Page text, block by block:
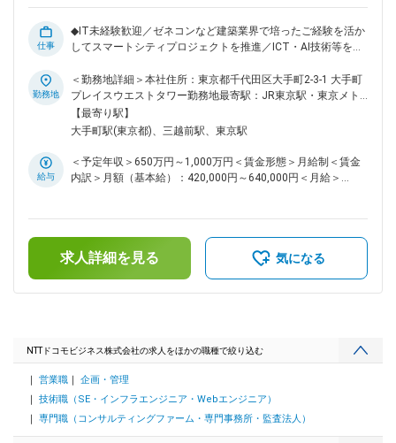
仕事
◆IT未経験歓迎／ゼネコンなど建築業界で培ったご経験を活か
してスマートシティプロジェクトを推進／ICT・AI技術等を活
リモート勤務可×フルフレックス制度◆ ■MISSION 当組織は
2020年に発足し、街区開発や自治体向け都市OS提供、観光・
防災・環境エネルギー・AIロボット等、社会的意義の大きい複
数テーマに取り組んでいます。 ■業務内容 スマートシティ・
動産関連を中心とした社外パートナーや社内他部署などと連携
し、スマートシティソリューションを活用したコンサル・プロ
携わっていただきます。 ■業務詳細 ・スマートシティ案件に
対するICTソリューションコンサルティング業務 建設不動産業
界(デベロッパー、ゼネコン、設計会社等)が手掛ける民間街区
開発に対し、ICTソリューションを駆使したスマート環境の実
のICT提案マネジメント 当社スマートシティ案件では構築メン
バー、社外パートナーとプロジェクトを組んで実施するため、
システムインテグレーターとしてプロジェクト全般を俯瞰した
マネジメントも行います ■案件事例 東京ミッドタウン八重洲
にて、ビル内のさまざまなデータの連携・制御基盤としてロボ
勤務地
＜勤務地詳細＞本社住所：東京都千代田区大手町2-3-1 大手町
プレイスウエストタワー勤務地最寄駅：JR東京駅・東京メト
ロ大手町駅受動喫煙対策：屋内全面禁煙変更の範囲：会社の定
める事業所（リモートワーク含む）
【最寄り駅】
大手町駅(東京都)、三越前駅、東京駅
給与
＜予定年収＞650万円～1,000万円＜賃金形態＞月給制＜賃金
内訳＞月額（基本給）：420,000円～640,000円＜月給＞
(月額)は固定手当を含めた表記です。
求人詳細を見る 気になる
NTTドコモビジネス株式会社の求人をほかの職種で絞り込む
営業職
企画・管理
技術職（SE・インフラエンジニア・Webエンジニア）
専門職（コンサルティングファーム・専門事務所・監査法人）